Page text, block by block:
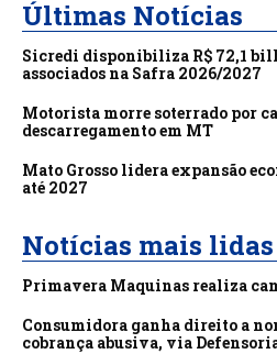
Últimas Notícias
Sicredi disponibiliza R$ 72,1
associados na Safra 2026/2027
Motorista morre soterrado por
descarregamento em MT
Mato Grosso lidera expansão
até 2027
Notícias mais lidas
Primavera Maquinas realiza
Consumidora ganha direito a
cobrança abusiva, via